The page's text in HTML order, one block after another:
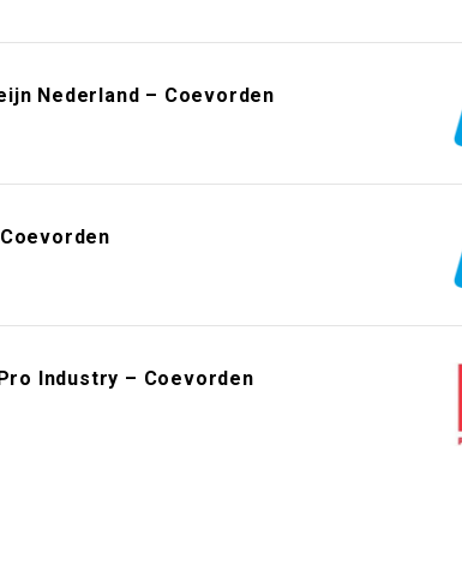
Nederland – Coevorden
Industry – Coevorden